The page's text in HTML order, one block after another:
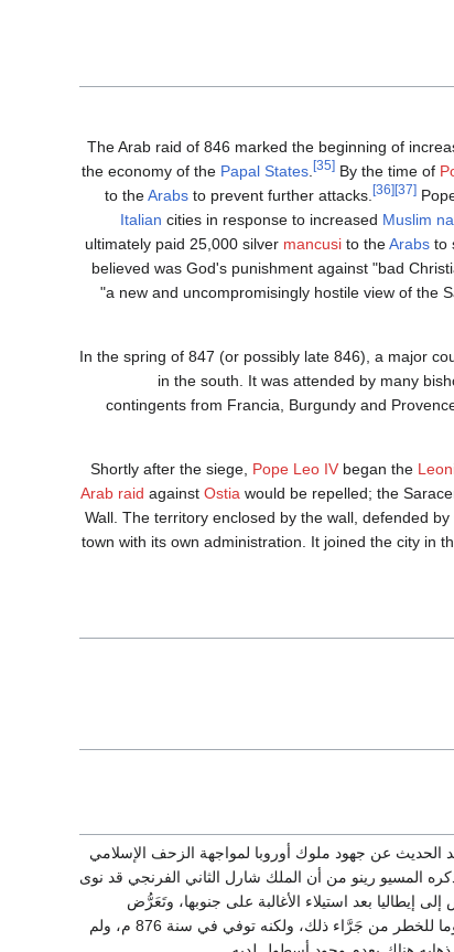
The Arab raid of 846 marked the beginning of
the economy of the Papal States [35] By the time of
to theArabs to prevent further attacks. [36] [37]
Italian cities in response to increased Muslim
ultimately paid 25,000 silver mancusi to theArabs to
believed was God's punishment against "bad
"a new and uncompromisingly hostile view of the
In the spring of 847 (or possibly late 846), a major
in the south. It was attended by many
contingents from Francia, Burgundy and
Shortly after the siege, Pope Leo IV began the
Arab raid against Ostia would be repelled; the
Wall. The territory enclosed by the wall, defended by
town with its own administration. It joined the city in
الحديث عن جهود ملوك أوروبا لمواجهة الزحف الإسلامي
المسيو رينو من أن الملك شارل الثاني الفرنجي قد نوى
إيطاليا بعد استيلاء الأغالبة على جنوبها، وتَعَرُّض
الباباوية في روما للخطر من جَرَّاء ذلك، ولكنه توفي في سنة 876 م، ولم